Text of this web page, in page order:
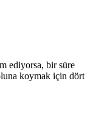
ediyorsa, bir süre
koymak için dört